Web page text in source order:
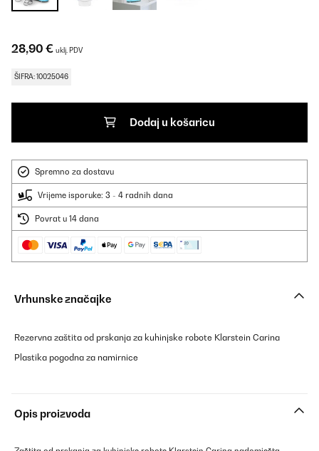
28,90 € uklj. PDV
ŠIFRA: 10025046
Dodaj u košaricu
Spremno za dostavu
Vrijeme isporuke: 3 - 4 radnih dana
Povrat u 14 dana
Vrhunske značajke
Rezervna zaštita od prskanja za kuhinjske robote Klarstein Carina
Plastika pogodna za namirnice
Opis proizvoda